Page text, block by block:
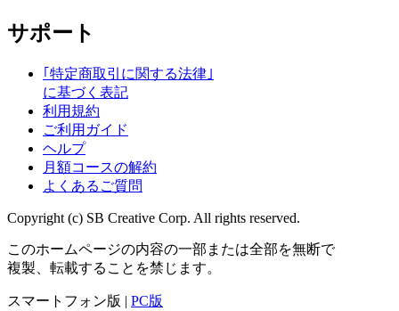
サポート
｢特定商取引に関する法律｣
に基づく表記
利用規約
ご利用ガイド
ヘルプ
月額コースの解約
よくあるご質問
Copyright (c) SB Creative Corp. All rights reserved.
このホームページの内容の一部または全部を無断で
複製、転載することを禁じます。
スマートフォン版 | PC版